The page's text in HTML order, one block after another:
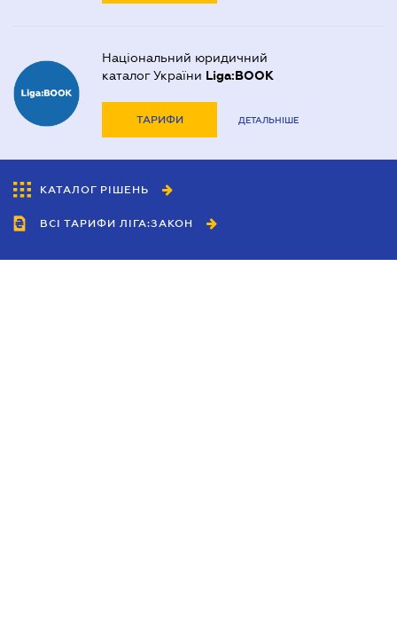
Національний юридичний
каталог України Liga:BOOK
ТАРИФИ ДЕТАЛЬНІШЕ
КАТАЛОГ РІШЕНЬ
ВСІ ТАРИФИ ЛІГА:ЗАКОН